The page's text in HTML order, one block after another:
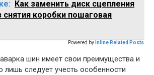
Как заменить диск сцепления
снятия коробки пошаговая
Powered by Inline Related Posts
шин имеет свои преимущества и
лишь следует учесть особенности